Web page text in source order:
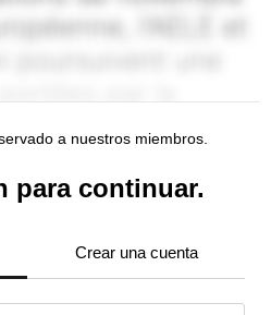
a nuestros miembros.
para continuar.
Crear una cuenta